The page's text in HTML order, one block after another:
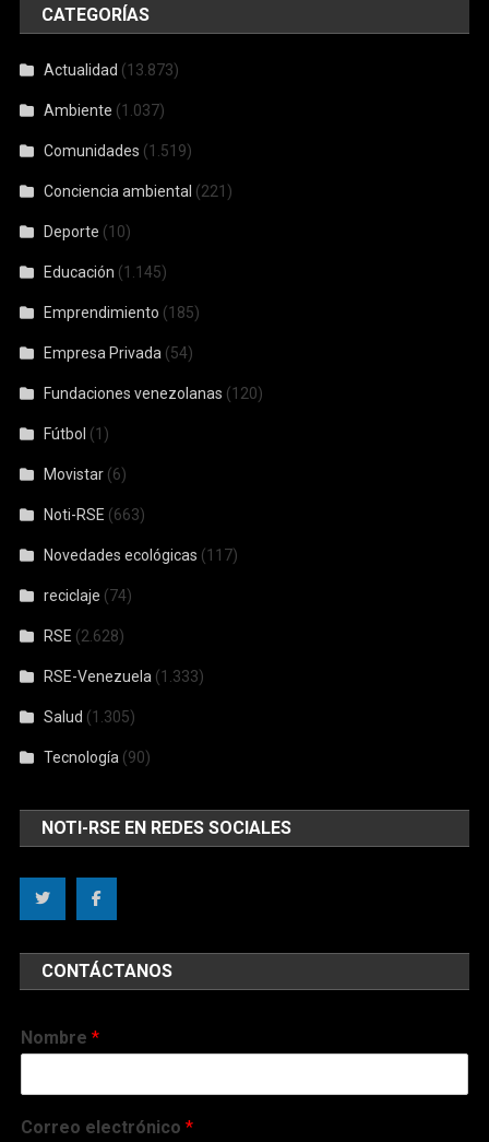
CATEGORÍAS
Actualidad (13.873)
Ambiente (1.037)
Comunidades (1.519)
Conciencia ambiental (221)
Deporte (10)
Educación (1.145)
Emprendimiento (185)
Empresa Privada (54)
Fundaciones venezolanas (120)
Fútbol (1)
Movistar (6)
Noti-RSE (663)
Novedades ecológicas (117)
reciclaje (74)
RSE (2.628)
RSE-Venezuela (1.333)
Salud (1.305)
Tecnología (90)
NOTI-RSE EN REDES SOCIALES
CONTÁCTANOS
Nombre*
Correo electrónico*